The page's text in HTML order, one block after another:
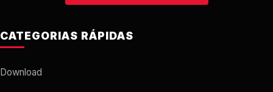
CATEGORIAS RÁPIDAS
Download